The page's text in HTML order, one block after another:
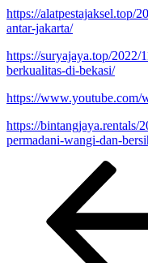
https://alatpestajaksel.top/
antar-jakarta/
https://suryajaya.top/
berkualitas-di-bekasi/
https://
https://bintangjaya.rentals/
permadani-wangi-dan-